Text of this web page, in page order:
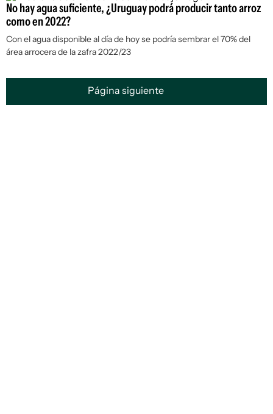
No hay agua suficiente, ¿Uruguay podrá producir tanto arroz
como en 2022?
Con el agua disponible al día de hoy se podría sembrar el 70% del
área arrocera de la zafra 2022/23
Página siguiente